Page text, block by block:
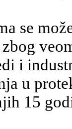
se
i
u
15